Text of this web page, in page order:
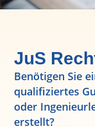
JuS
Benötigen Sie
qualifiziertes
oder
erstellt?